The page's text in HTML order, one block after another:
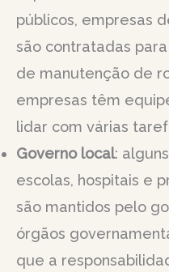
públicos, empresas
são contratadas
de manutenção de
empresas têm
lidar com várias
Governo local:
escolas, hospitais e
são mantidos pelo
órgãos
que a